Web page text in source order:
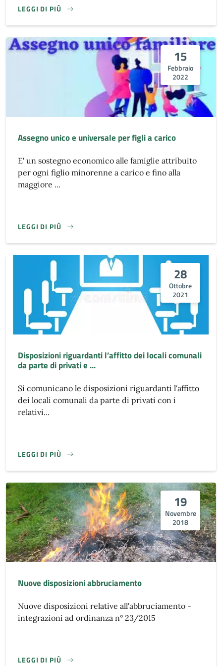
LEGGI DI PIÙ
15
Febbraio
2022
Assegno unico e universale per figli a carico
E' un sostegno economico alle famiglie attribuito
per ogni figlio minorenne a carico e fino alla
maggiore ...
LEGGI DI PIÙ
28
Ottobre
2021
Disposizioni riguardanti l’affitto dei locali comunali
da parte di privati e ...
Si comunicano le disposizioni riguardanti l'affitto
dei locali comunali da parte di privati con i
relativi...
LEGGI DI PIÙ
19
Novembre
2018
Nuove disposizioni abbruciamento
Nuove disposizioni relative all'abbruciamento -
integrazioni ad ordinanza n° 23/2015
LEGGI DI PIÙ